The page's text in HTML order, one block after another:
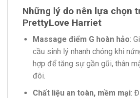
Những lý do nên lựa chọn
PrettyLove Harriet
Massage điểm G hoàn hảo:
cầu sinh lý nhanh chóng khi
hợp để tăng sự gần gũi, thân
đôi.
Chất liệu an toàn, mềm mại: